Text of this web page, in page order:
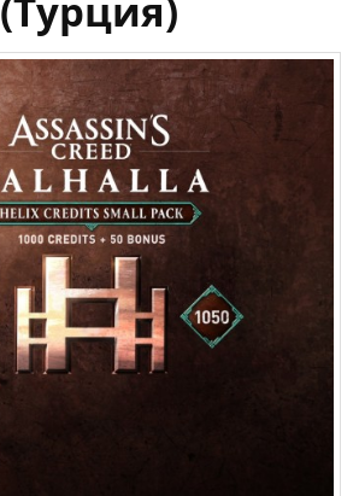
(Турция)